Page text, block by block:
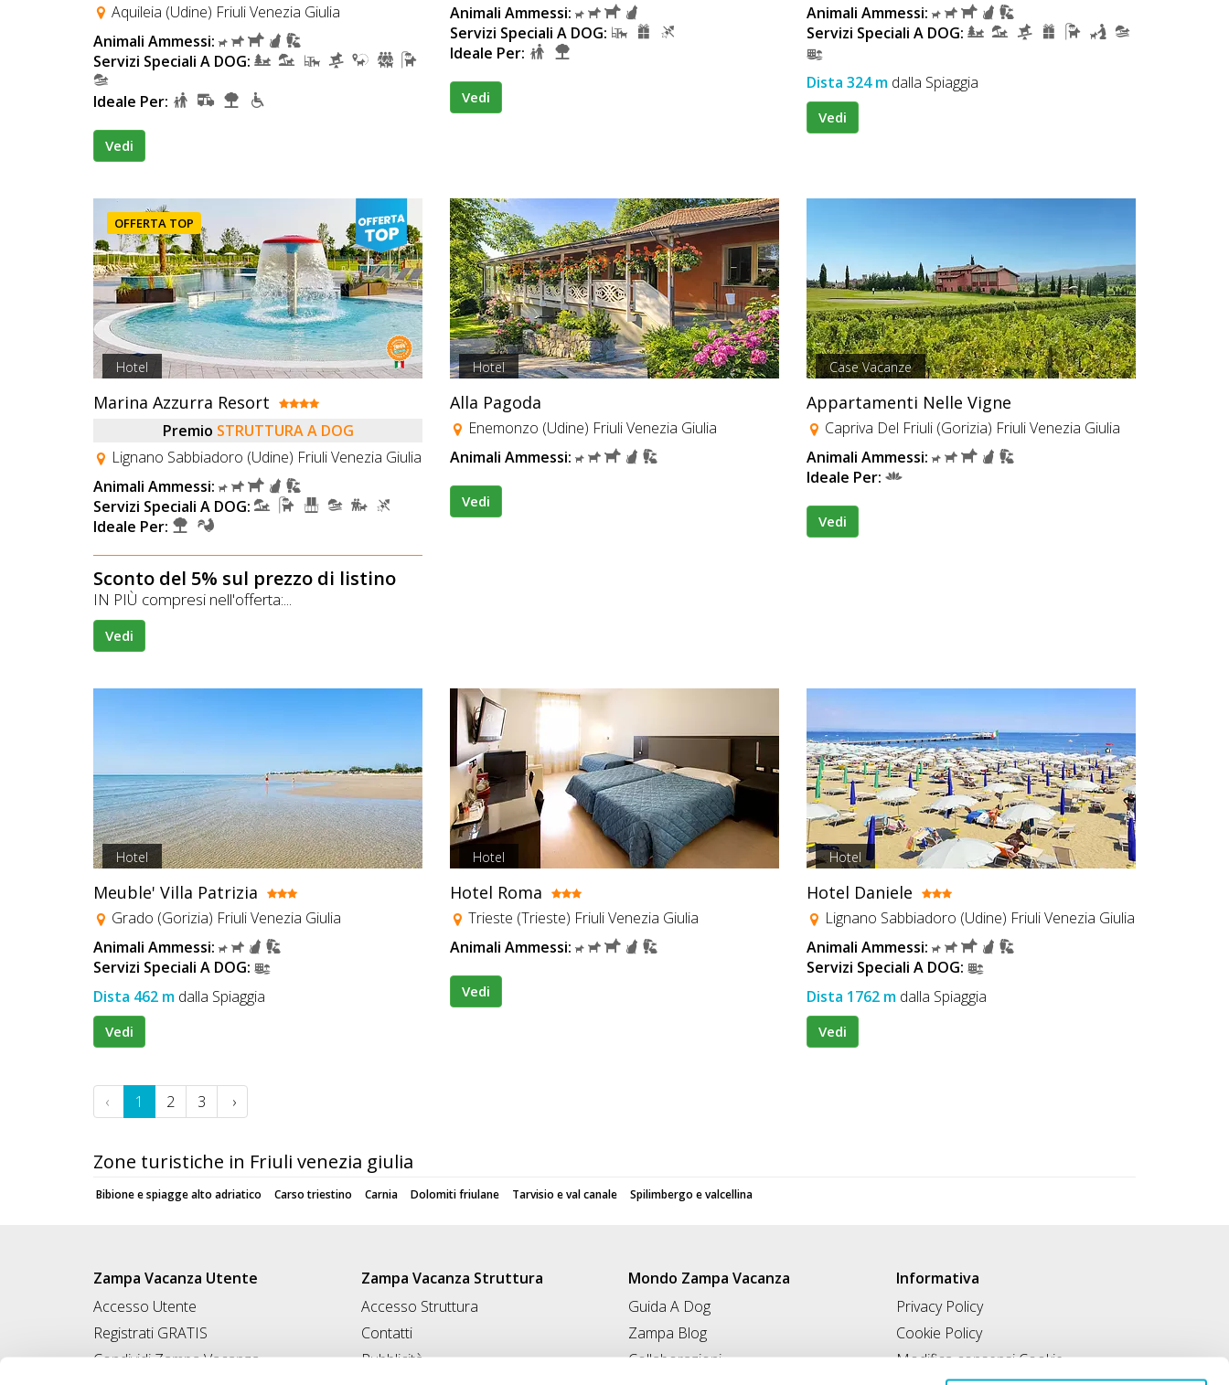
Registrati
Aquileia (Udine) Friuli Venezia Giulia
Animali Ammessi:
Servizi Speciali A DOG:
Ideale Per:
Vedi
Animali Ammessi:
Servizi Speciali A DOG:
Ideale Per:
Vedi
Animali Ammessi:
Servizi Speciali A DOG:
Dista 324 m dalla Spiaggia
Vedi
OFFERTA TOP
Hotel
Marina Azzurra Resort
Premio STRUTTURA A DOG
Lignano Sabbiadoro (Udine) Friuli Venezia Giulia
Animali Ammessi:
Servizi Speciali A DOG:
Ideale Per:
Sconto del 5% sul prezzo di listino
IN PIÙ compresi nell'offerta:...
Vedi
Hotel
Alla Pagoda
Enemonzo (Udine) Friuli Venezia Giulia
Animali Ammessi:
Vedi
Case Vacanze
Appartamenti Nelle Vigne
Capriva Del Friuli (Gorizia) Friuli Venezia Giulia
Animali Ammessi:
Ideale Per:
Vedi
Hotel
Meuble' Villa Patrizia
Grado (Gorizia) Friuli Venezia Giulia
Animali Ammessi:
Servizi Speciali A DOG:
Dista 462 m dalla Spiaggia
Vedi
Hotel
Hotel Roma
Trieste (Trieste) Friuli Venezia Giulia
Animali Ammessi:
Vedi
Hotel
Hotel Daniele
Lignano Sabbiadoro (Udine) Friuli Venezia Giulia
Animali Ammessi:
Servizi Speciali A DOG:
Dista 1762 m dalla Spiaggia
Vedi
‹ 1 2 3 ›
Zone turistiche in Friuli venezia giulia
Bibione e spiagge alto adriatico Carso triestino Carnia Dolomiti friulane Tarvisio e val canale Spilimbergo e valcellina
Zampa Vacanza Utente
Accesso Utente
Registrati GRATIS
Condividi Zampa Vacanza
Zampa Vacanza Struttura
Accesso Struttura
Contatti
Pubblicità
Mondo Zampa Vacanza
Guida A Dog
Zampa Blog
Collaborazioni
Informativa
Privacy Policy
Cookie Policy
Modifica consensi Cookie